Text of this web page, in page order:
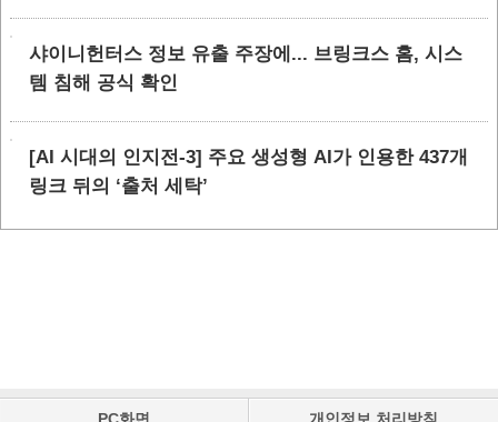
샤이니헌터스 정보 유출 주장에... 브링크스 홈, 시스
템 침해 공식 확인
[AI 시대의 인지전-3] 주요 생성형 AI가 인용한 437개
링크 뒤의 ‘출처 세탁’